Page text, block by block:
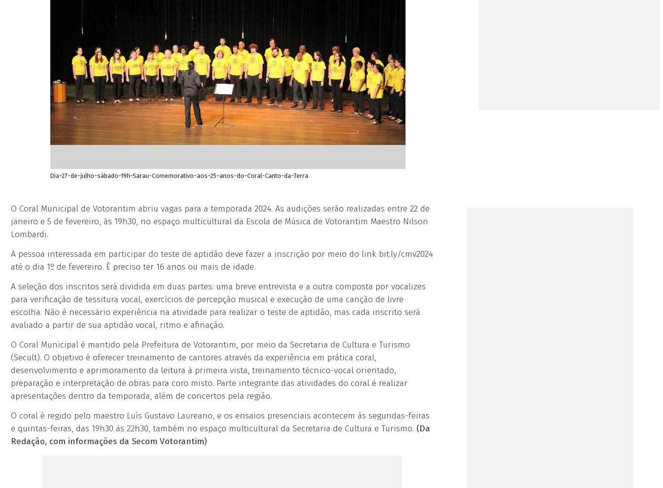
Dia-27-de-julho-sábado-19h-Sarau-Comemorativo-aos-25-anos-do-Coral-Canto-da-Terra
O Coral Municipal de Votorantim abriu vagas para a temporada 2024. As audições serão realizadas entre 22 de
janeiro e 5 de fevereiro, às 19h30, no espaço multicultural da Escola de Música de Votorantim Maestro Nilson
Lombardi.
A pessoa interessada em participar do teste de aptidão deve fazer a inscrição por meio do link bit.ly/cmv2024
até o dia 1º de fevereiro. É preciso ter 16 anos ou mais de idade.
A seleção dos inscritos será dividida em duas partes: uma breve entrevista e a outra composta por vocalizes
para verificação de tessitura vocal, exercícios de percepção musical e execução de uma canção de livre
escolha. Não é necessário experiência na atividade para realizar o teste de aptidão, mas cada inscrito será
avaliado a partir de sua aptidão vocal, ritmo e afinação.
O Coral Municipal é mantido pela Prefeitura de Votorantim, por meio da Secretaria de Cultura e Turismo
(Secult). O objetivo é oferecer treinamento de cantores através da experiência em prática coral,
desenvolvimento e aprimoramento da leitura à primeira vista, treinamento técnico-vocal orientado,
preparação e interpretação de obras para coro misto. Parte integrante das atividades do coral é realizar
apresentações dentro da temporada, além de concertos pela região.
O coral é regido pelo maestro Luís Gustavo Laureano, e os ensaios presenciais acontecem às segundas-feiras
e quintas-feiras, das 19h30 às 22h30, também no espaço multicultural da Secretaria de Cultura e Turismo. (Da
Redação, com informações da Secom Votorantim)